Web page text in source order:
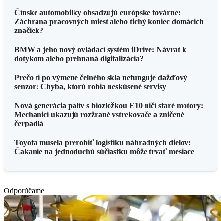
Čínske automobilky obsadzujú európske továrne:
Záchrana pracovných miest alebo tichý koniec domácich
značiek?
BMW a jeho nový ovládací systém iDrive: Návrat k
dotykom alebo prehnaná digitalizácia?
Prečo ti po výmene čelného skla nefunguje dažďový
senzor: Chyba, ktorú robia neskúsené servisy
Nová generácia palív s biozložkou E10 ničí staré motory:
Mechanici ukazujú rozžrané vstrekovače a zničené
čerpadlá
Toyota musela prerobiť logistiku náhradných dielov:
Čakanie na jednoduchú súčiastku môže trvať mesiace
Odporúčame